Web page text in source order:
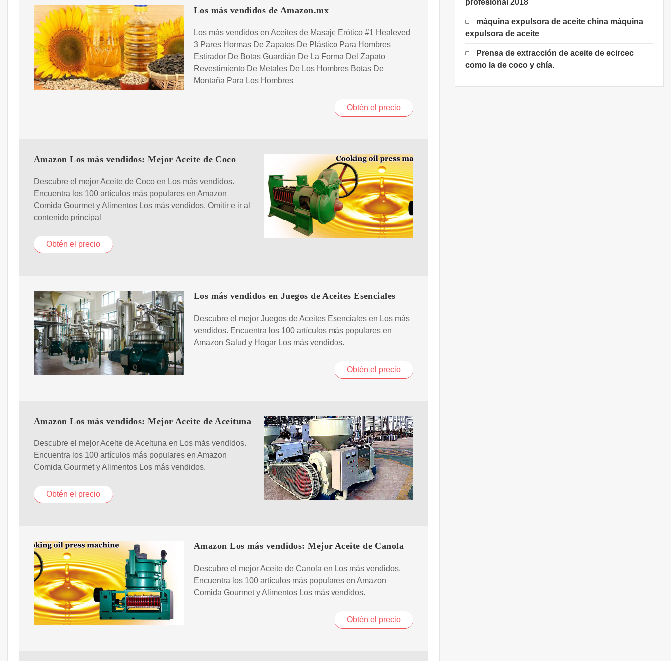
Los más vendidos de Amazon.mx
Los más vendidos en Aceites de Masaje Erótico #1 Healeved
3 Pares Hormas De Zapatos De Plástico Para Hombres
Estirador De Botas Guardián De La Forma Del Zapato
Revestimiento De Metales De Los Hombres Botas De
Montaña Para Los Hombres
Obtén el precio
Amazon Los más vendidos: Mejor Aceite de Coco
Descubre el mejor Aceite de Coco en Los más vendidos.
Encuentra los 100 artículos más populares en Amazon
Comida Gourmet y Alimentos Los más vendidos. Omitir e ir al
contenido principal
Obtén el precio
Los más vendidos en Juegos de Aceites Esenciales
Descubre el mejor Juegos de Aceites Esenciales en Los más
vendidos. Encuentra los 100 artículos más populares en
Amazon Salud y Hogar Los más vendidos.
Obtén el precio
Amazon Los más vendidos: Mejor Aceite de Aceituna
Descubre el mejor Aceite de Aceituna en Los más vendidos.
Encuentra los 100 artículos más populares en Amazon
Comida Gourmet y Alimentos Los más vendidos.
Obtén el precio
Amazon Los más vendidos: Mejor Aceite de Canola
Descubre el mejor Aceite de Canola en Los más vendidos.
Encuentra los 100 artículos más populares en Amazon
Comida Gourmet y Alimentos Los más vendidos.
Obtén el precio
profesional 2018
máquina expulsora de aceite china máquina
expulsora de aceite
Prensa de extracción de aceite de ecircec
como la de coco y chía.